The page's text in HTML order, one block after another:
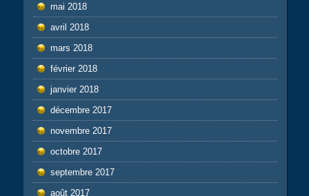
mai 2018
avril 2018
mars 2018
février 2018
janvier 2018
décembre 2017
novembre 2017
octobre 2017
septembre 2017
août 2017